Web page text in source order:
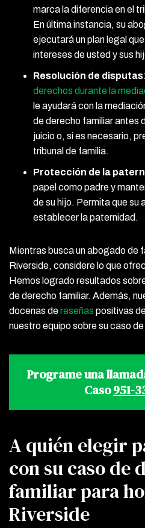
marca la diferencia en el
En última instancia, su
ejecutará un plan legal
intereses de usted y sus
Resolución de disputas:
derechos durante la
le ayudará con la
de derecho familiar antes
juicio o, si es necesario,
tribunal de familia.
Protección de la
papel como padre y
de su hijo. Permita que su
establecer la paternidad.
Mientras busca un abogado de
Riverside, considere lo que
Hemos logrado resultados
de derecho familiar. Además,
docenas dereseñas positivas
nuestro equipo sobre su caso
Programe una
Caso951-
A quién elegir
con su caso de
familiar para
Riverside